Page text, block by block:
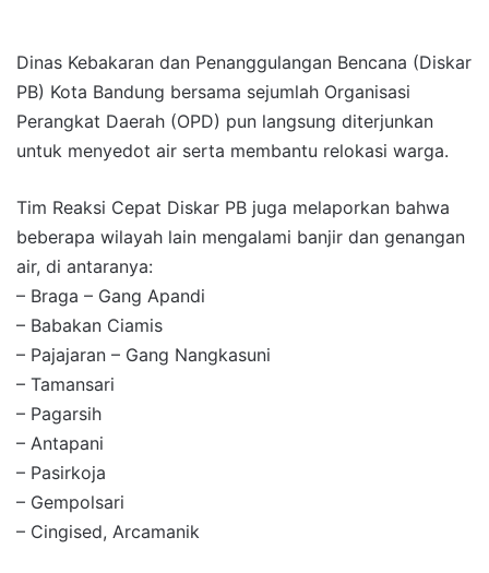
Dinas Kebakaran dan Penanggulangan Bencana (Diskar
PB) Kota Bandung bersama sejumlah Organisasi
Perangkat Daerah (OPD) pun langsung diterjunkan
untuk menyedot air serta membantu relokasi warga.
Tim Reaksi Cepat Diskar PB juga melaporkan bahwa
beberapa wilayah lain mengalami banjir dan genangan
air, di antaranya:
– Braga – Gang Apandi
– Babakan Ciamis
– Pajajaran – Gang Nangkasuni
– Tamansari
– Pagarsih
– Antapani
– Pasirkoja
– Gempolsari
– Cingised, Arcamanik